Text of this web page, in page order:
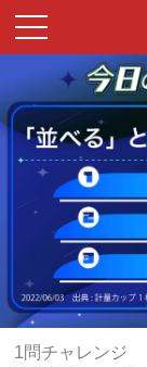
1問チャレンジ